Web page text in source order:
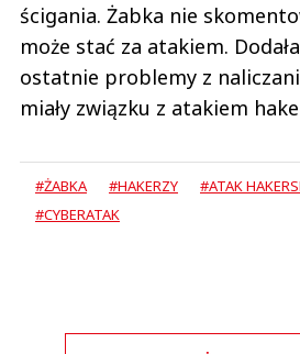
ścigania. Żabka nie
może stać za atakiem.
ostatnie problemy z
miały związku z atakiem
#ŻABKA #HAKERZY #ATAK
#CYBERATAK